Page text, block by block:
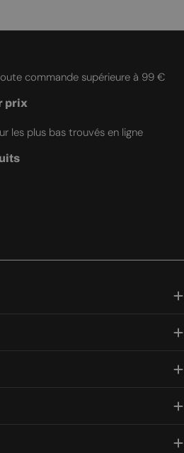
commande supérieure à 99 €
prix
les plus bas trouvés en ligne